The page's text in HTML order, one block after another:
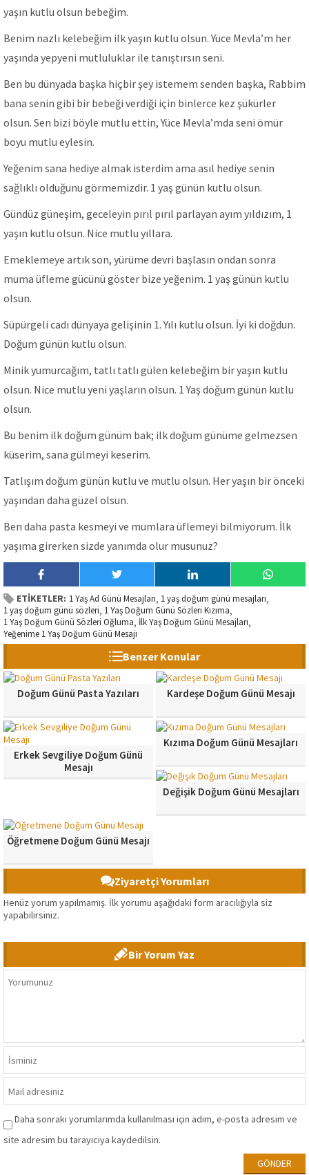
yaşın kutlu olsun bebeğim.
Benim nazlı kelebeğim ilk yaşın kutlu olsun. Yüce Mevla’m her
yaşında yepyeni mutluluklar ile tanıştırsın seni.
Ben bu dünyada başka hiçbir şey istemem senden başka, Rabbim
bana senin gibi bir bebeği verdiği için binlerce kez şükürler
olsun. Sen bizi böyle mutlu ettin, Yüce Mevla’mda seni ömür
boyu mutlu eylesin.
Yeğenim sana hediye almak isterdim ama asıl hediye senin
sağlıklı olduğunu görmemizdir. 1 yaş günün kutlu olsun.
Gündüz güneşim, geceleyin pırıl pırıl parlayan ayım yıldızım, 1
yaşın kutlu olsun. Nice mutlu yıllara.
Emeklemeye artık son, yürüme devri başlasın ondan sonra
muma üfleme gücünü göster bize yeğenim. 1 yaş günün kutlu
olsun.
Süpürgeli cadı dünyaya gelişinin 1. Yılı kutlu olsun. İyi ki doğdun.
Doğum günün kutlu olsun.
Minik yumurcağım, tatlı tatlı gülen kelebeğim bir yaşın kutlu
olsun. Nice mutlu yeni yaşların olsun. 1 Yaş doğum günün kutlu
olsun.
Bu benim ilk doğum günüm bak; ilk doğum günüme gelmezsen
küserim, sana gülmeyi keserim.
Tatlışım doğum günün kutlu ve mutlu olsun. Her yaşın bir önceki
yaşından daha güzel olsun.
Ben daha pasta kesmeyi ve mumlara üflemeyi bilmiyorum. İlk
yaşıma girerken sizde yanımda olur musunuz?
ETİKETLER: 1 Yaş Ad Günü Mesajları, 1 yaş doğum günü mesajları,
1 yaş doğum günü sözleri, 1 Yaş Doğum Günü Sözleri Kızıma,
1 Yaş Doğum Günü Sözleri Oğluma, İlk Yaş Doğum Günü Mesajları,
Yeğenime 1 Yaş Doğum Günü Mesajı
Benzer Konular
Doğum Günü Pasta Yazıları Kardeşe Doğum Günü Mesajı
Erkek Sevgiliye Doğum Günü
Mesajı
Kızıma Doğum Günü Mesajları
Değişik Doğum Günü Mesajları
Öğretmene Doğum Günü Mesajı
Ziyaretçi Yorumları
Henüz yorum yapılmamış. İlk yorumu aşağıdaki form aracılığıyla siz
yapabilirsiniz.
Bir Yorum Yaz
Daha sonraki yorumlarımda kullanılması için adım, e-posta adresim ve
site adresim bu tarayıcıya kaydedilsin.